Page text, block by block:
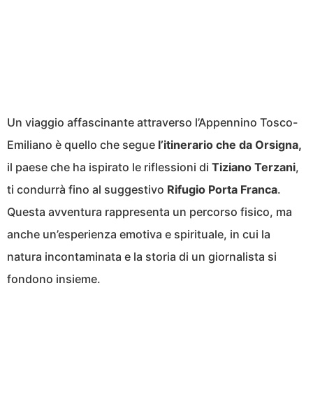
Un viaggio affascinante attraverso l’Appennino Tosco-
Emiliano è quello che segue l’itinerario che da Orsigna,
il paese che ha ispirato le riflessioni di Tiziano Terzani,
ti condurrà fino al suggestivo Rifugio Porta Franca.
Questa avventura rappresenta un percorso fisico, ma
anche un’esperienza emotiva e spirituale, in cui la
natura incontaminata e la storia di un giornalista si
fondono insieme.